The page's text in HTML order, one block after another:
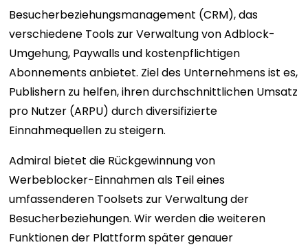
Besucherbeziehungsmanagement (CRM), das
verschiedene Tools zur Verwaltung von Adblock-
Umgehung, Paywalls und kostenpflichtigen
Abonnements anbietet. Ziel des Unternehmens ist es,
Publishern zu helfen, ihren durchschnittlichen Umsatz
pro Nutzer (ARPU) durch diversifizierte
Einnahmequellen zu steigern.
Admiral bietet die Rückgewinnung von
Werbeblocker-Einnahmen als Teil eines
umfassenderen Toolsets zur Verwaltung der
Besucherbeziehungen. Wir werden die weiteren
Funktionen der Plattform später genauer